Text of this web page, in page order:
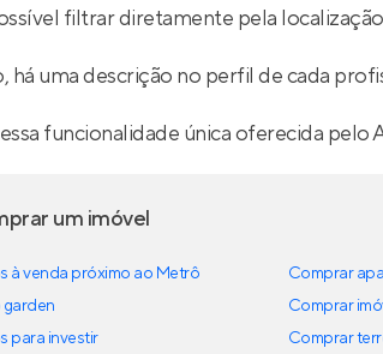
filtrar diretamente pela
há uma descrição no perfil de cada
funcionalidade única oferecida
um imóvel
à venda próximo ao Metrô
para investir
Comprar
Comprar
Comprar